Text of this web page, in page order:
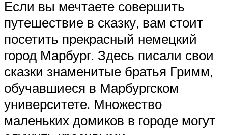
Если вы мечтаете совершить
путешествие в сказку, вам стоит
посетить прекрасный немецкий
город Марбург. Здесь писали свои
сказки знаменитые братья Гримм,
обучавшиеся в Марбургском
университете. Множество
маленьких домиков в городе могут